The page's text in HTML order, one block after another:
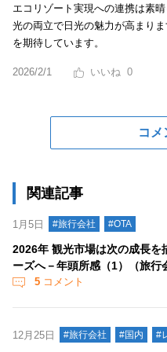
エコリゾート実現への連携は素
光の両立で日光の魅力が高まり
を期待しています。
2026/2/1 0
コメ
関連記事
1月5日 #旅行会社 #OTA
2026年 観光市場は次の成長を
ーズへ－年頭所感（1）（旅行
5 コメント
12月25日 #旅行会社 #国内 #